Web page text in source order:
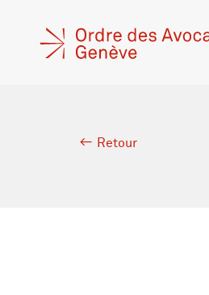
Retour